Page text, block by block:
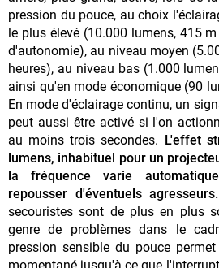
pression du pouce, au choix
le plus élevé (10.000 lumens, 415
d'autonomie), au niveau moyen
heures), au niveau bas (1.000
ainsi qu'en mode économique (90
En mode d'éclairage continu, un
peut aussi être activé si l'on
au moins trois secondes.
L'effet
lumens, inhabituel pour un
la fréquence varie
repousser d'éventuels agresseurs.
secouristes sont de plus en plus
genre de problèmes dans le
pression sensible du pouce